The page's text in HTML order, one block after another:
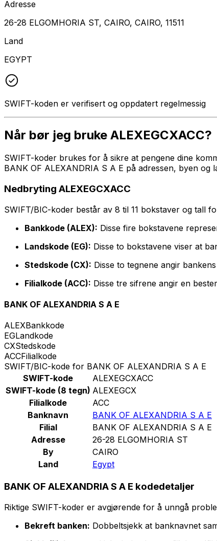
Adresse
26-28 ELGOMHORIA ST, CAIRO, CAIRO, 11511
Land
EGYPT
SWIFT-koden er verifisert og oppdatert regelmessig
Når bør jeg bruke ALEXEGCXACC?
SWIFT-koder brukes for å sikre at pengene dine
BANK OF ALEXANDRIA S A E på adressen, byen
Nedbryting ALEXEGCXACC
SWIFT/BIC-koder består av 8 til 11 bokstaver og tall
Bankkode (ALEX): Disse fire bokstavene
Landskode (EG): Disse to bokstavene viser at
Stedskode (CX): Disse to tegnene angir
Filialkode (ACC): Disse tre sifrene angir en
BANK OF ALEXANDRIA S A E
ALEXBankkode
EGLandkode
CXStedskode
ACCFilialkode
SWIFT/BIC-kode for BANK OF ALEXANDRIA S A E
SWIFT-kode
ALEXEGCXACC
SWIFT-kode (8 tegn) ALEXEGCX
Filialkode
ACC
Banknavn
BANK OF ALEXANDRIA S A E
Filial
BANK OF ALEXANDRIA S A E
Adresse
26-28 ELGOMHORIA ST
By
CAIRO
Land
Egypt
BANK OF ALEXANDRIA S A E kodedetaljer
Riktige SWIFT-koder er avgjørende for å unngå
Bekreft banken: Dobbeltsjekk at banknavnet